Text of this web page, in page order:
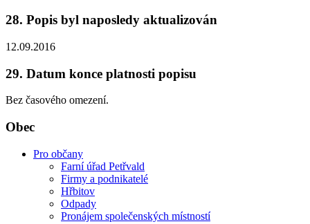
28. Popis byl naposledy aktualizován
12.09.2016
29. Datum konce platnosti popisu
Bez časového omezení.
Obec
Pro občany
Farní úřad Petřvald
Firmy a podnikatelé
Hřbitov
Odpady
Pronájem společenských místností